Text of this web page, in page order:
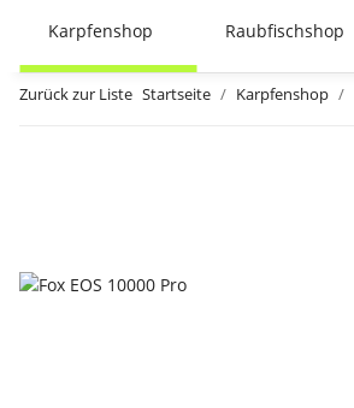
Karpfenshop Raubfischshop
Zurück zur Liste Startseite Karpfenshop